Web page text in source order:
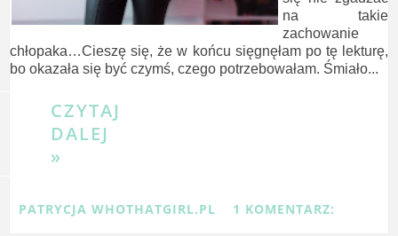
na takie
zachowanie
chłopaka…Cieszę się, że w końcu sięgnęłam po tę lekturę,
bo okazała się być czymś, czego potrzebowałam. Śmiało...
CZYTAJ
DALEJ
»
PATRYCJA WHOTHATGIRL.PL 1 KOMENTARZ: